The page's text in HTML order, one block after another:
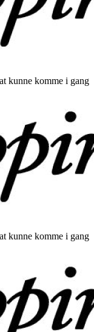
kunne komme i gang
kunne komme i gang